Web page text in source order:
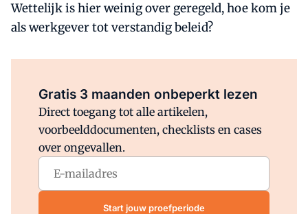
Wettelijk is hier weinig over geregeld, hoe kom je
als werkgever tot verstandig beleid?
Gratis 3 maanden onbeperkt lezen
Direct toegang tot alle artikelen,
voorbeelddocumenten, checklists en cases
over ongevallen.
Start jouw proefperiode